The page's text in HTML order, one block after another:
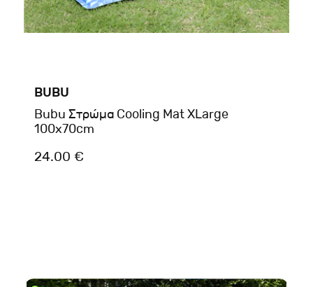
BUBU
Bubu Στρώμα Cooling Mat XLarge
100x70cm
24.00 €